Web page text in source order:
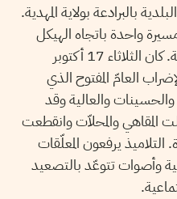
بالبرادعة بولاية المهدية.
واحدة باتجاه الهيكل
العمومي الوحيد بالمنطقة، البلدية. كان الثلاثاء 17 أكتوبر
العامّ المفتوح الذي
والعالية وقد
المقاهي والمحلاّت وانقطعت
التلاميذ يرفعون المعلّقات
وأصوات تتوعّد بالتصعيد